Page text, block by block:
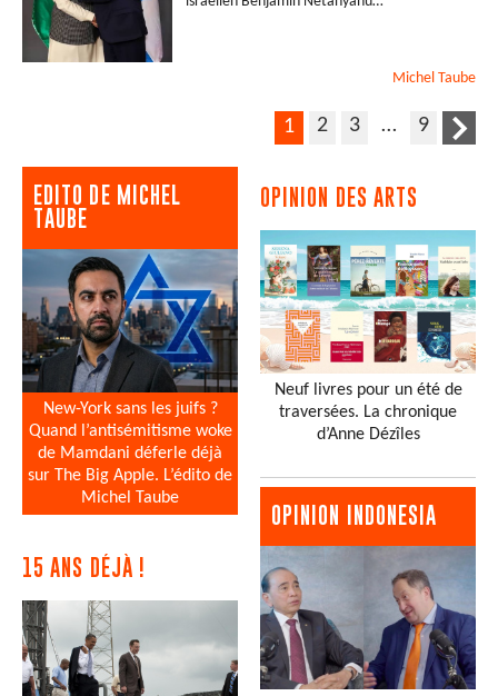
Michel Taube
1 2 3 … 9
EDITO DE MICHEL
TAUBE
New-York sans les juifs ?
Quand l’antisémitisme woke
de Mamdani déferle déjà
sur The Big Apple. L’édito de
Michel Taube
15 ANS DÉJÀ !
OPINION DES ARTS
Neuf livres pour un été de
traversées. La chronique
d’Anne Dézîles
OPINION INDONESIA